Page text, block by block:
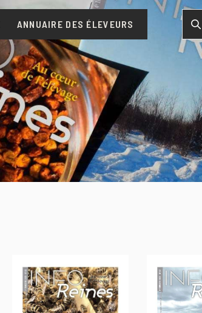
ANNUAIRE DES ÉLEVEURS